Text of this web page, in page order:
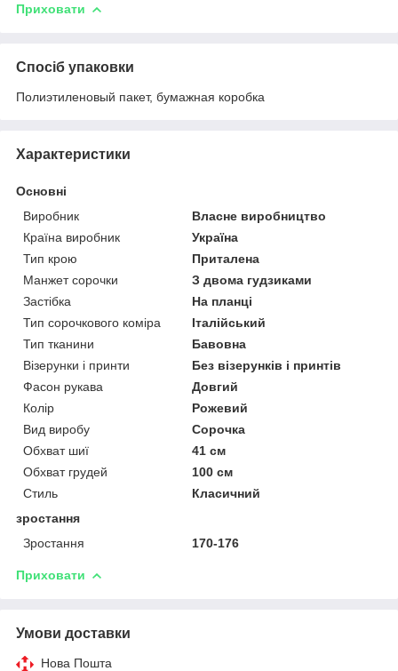
Приховати
Спосіб упаковки
Полиэтиленовый пакет, бумажная коробка
Характеристики
Основні
Виробник
Власне виробництво
Країна виробник
Україна
Тип крою
Приталена
Манжет сорочки
З двома гудзиками
Застібка
На планці
Тип сорочкового коміра
Італійський
Тип тканини
Бавовна
Візерунки і принти
Без візерунків і принтів
Фасон рукава
Довгий
Колір
Рожевий
Вид виробу
Сорочка
Обхват шиї
41 см
Обхват грудей
100 см
Стиль
Класичний
зростання
Зростання
170-176
Приховати
Умови доставки
Нова Пошта